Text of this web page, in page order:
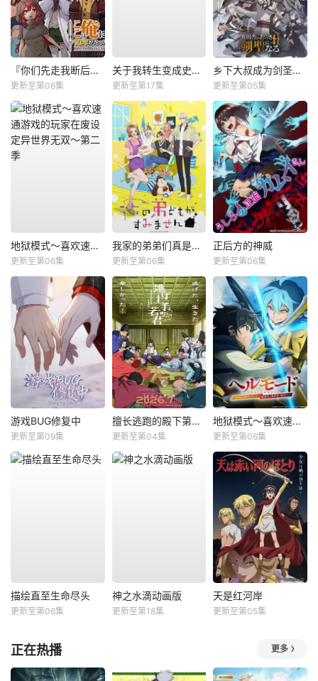
『你们先走我断后』，于是10年后我成为了传说
更新至第06集
关于我转生变成史莱姆这档事第四季
更新至第17集
乡下大叔成为剑圣第二季
更新至第05集
地狱模式～喜欢速通游戏的玩家在废设定异世界无双～第二季
更新至第06集
我家的弟弟们真是让您费心了
更新至第06集
正后方的神威
更新至第06集
游戏BUG修复中
更新至第09集
擅长逃跑的殿下第二季
更新至第04集
地狱模式～喜欢速通游戏的玩家在废设定异世界无双～第2季
更新至第06集
描绘直至生命尽头
更新至第06集
神之水滴动画版
更新至第18集
天是红河岸
更新至第05集
正在热播 更多